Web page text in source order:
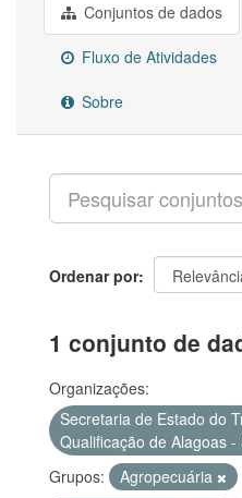
Conjuntos de dados
Fluxo de Atividades
Sobre
Ordenar por
1 conjunto de
Organizações:
Secretaria de Estado do
Qualificação de Alagoas -
Grupos:
Agropecuária